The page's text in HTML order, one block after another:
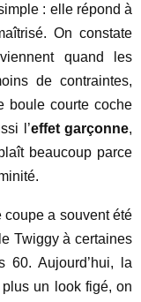
: elle répond à
On constate
quand les
de contraintes,
boule courte coche
l’effet garçonne,
beaucoup parce
coupe a souvent été
Twiggy à certaines
60. Aujourd’hui, la
un look figé, on